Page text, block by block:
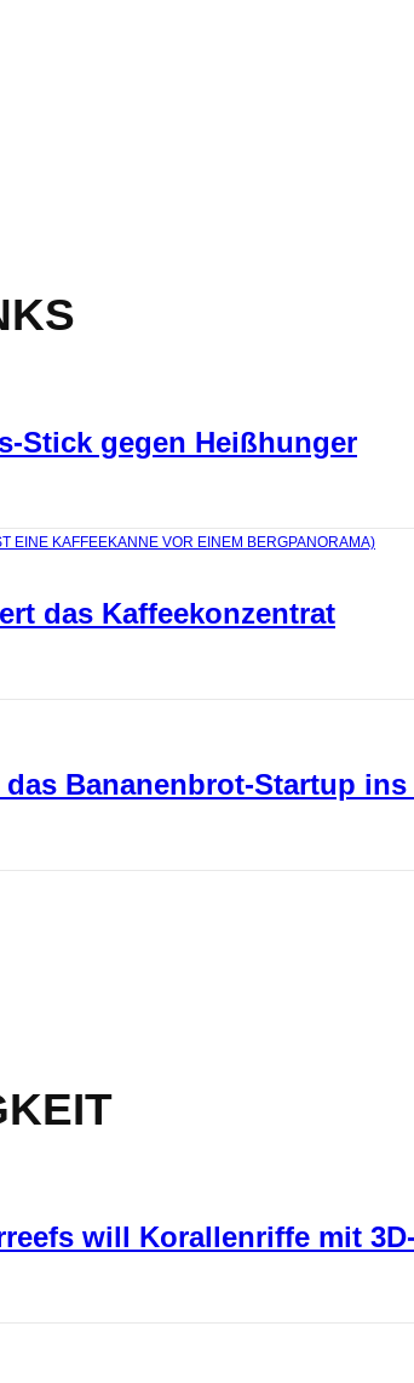
Stick gegen Heißhunger
das Kaffeekonzentrat
Bananenbrot-Startup
will Korallenriffe mit